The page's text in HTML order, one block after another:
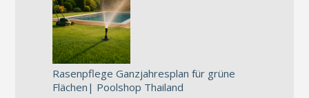
Rasenpflege Ganzjahresplan für grüne
Flächen| Poolshop Thailand